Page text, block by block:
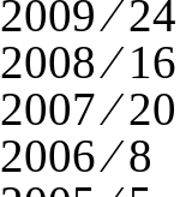
2009 ⁄ 24
2008 ⁄ 16
2007 ⁄ 20
2006 ⁄ 8